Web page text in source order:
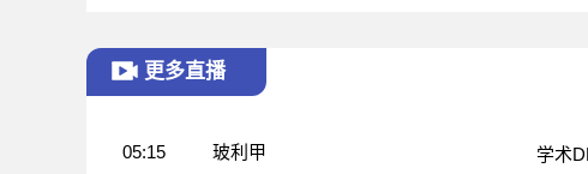
更多直播
05:15 玻利甲 学术